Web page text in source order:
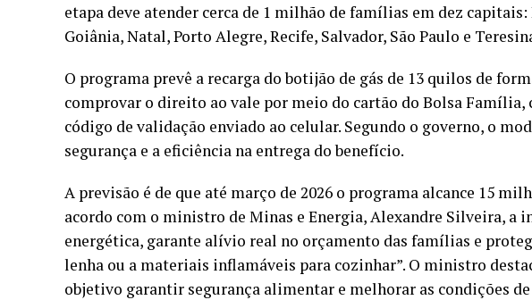
etapa deve atender cerca de 1 milhão de famílias em dez
Goiânia, Natal, Porto Alegre, Recife, Salvador, São Paulo e
O programa prevê a recarga do botijão de gás de 13 quilos de
comprovar o direito ao vale por meio do cartão do Bolsa Família,
código de validação enviado ao celular. Segundo o governo, o
segurança e a eficiência na entrega do benefício.
A previsão é de que até março de 2026 o programa alcance 15
acordo com o ministro de Minas e Energia, Alexandre Silveira, a
energética, garante alívio real no orçamento das famílias e
lenha ou a materiais inflamáveis para cozinhar”. O ministro
objetivo garantir segurança alimentar e melhorar as condições